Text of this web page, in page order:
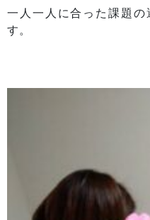
一人一人に合った課題の
す。